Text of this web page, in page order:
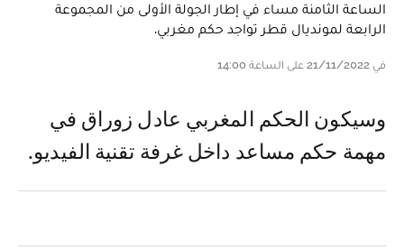
الساعة الثامنة مساء في إطار الجولة الأولى من المجموعة
الرابعة لمونديال قطر تواجد حكم مغربي.
في 21/11/2022 على الساعة 14:00
و سيكون الحكم المغربي عادل زوراق في
مهمة حكم مساعد داخل غرفة تقنية الفيديو.